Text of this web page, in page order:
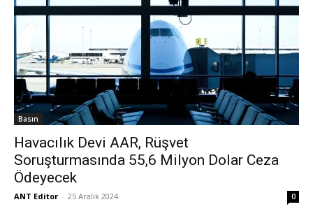
Basın
Havacılık Devi AAR, Rüşvet
Soruşturmasında 55,6 Milyon Dolar Ceza
Ödeyecek
ANT Editor - 25 Aralık 2024 0